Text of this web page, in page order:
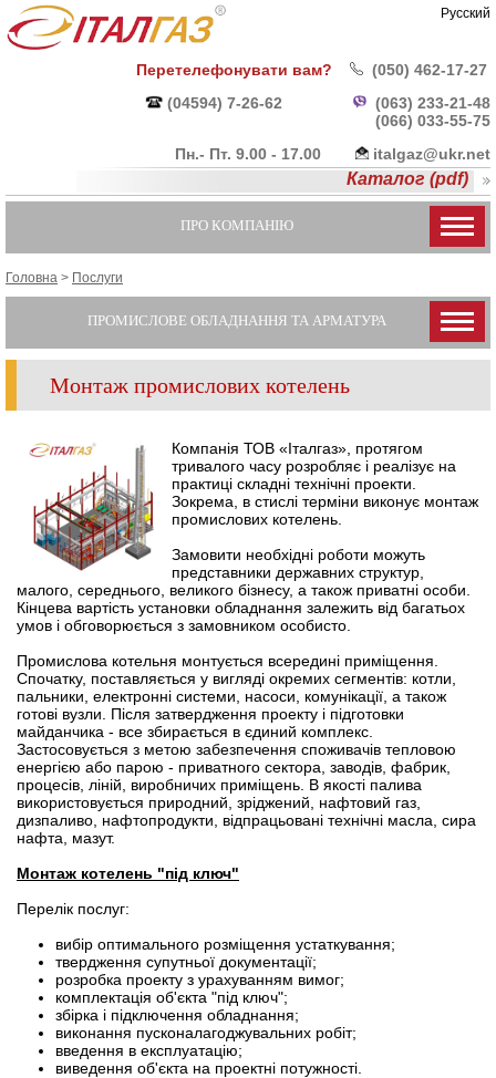
Русский
Перетелефонувати вам?
(050) 462-17-27
(04594) 7-26-62
(063) 233-21-48
(066) 033-55-75
Пн.- Пт. 9.00 - 17.00
italgaz@ukr.net
Каталог (pdf)
ПРО КОМПАНІЮ
Головна > Послуги
ПРОМИСЛОВЕ ОБЛАДНАННЯ ТА АРМАТУРА
Монтаж промислових котелень
Компанія ТОВ «Італгаз», протягом
тривалого часу розробляє і реалізує на
практиці складні технічні проекти.
Зокрема, в стислі терміни виконує монтаж
промислових котелень.
Замовити необхідні роботи можуть
представники державних структур,
малого, середнього, великого бізнесу, а також приватні особи.
Кінцева вартість установки обладнання залежить від багатьох
умов і обговорюється з замовником особисто.
Промислова котельня монтується всередині приміщення.
Спочатку, поставляється у вигляді окремих сегментів: котли,
пальники, електронні системи, насоси, комунікації, а також
готові вузли. Після затвердження проекту і підготовки
майданчика - все збирається в єдиний комплекс.
Застосовується з метою забезпечення споживачів тепловою
енергією або парою - приватного сектора, заводів, фабрик,
процесів, ліній, виробничих приміщень. В якості палива
використовується природний, зріджений, нафтовий газ,
дизпаливо, нафтопродукти, відпрацьовані технічні масла, сира
нафта, мазут.
Монтаж котелень "під ключ"
Перелік послуг:
вибір оптимального розміщення устаткування;
твердження супутньої документації;
розробка проекту з урахуванням вимог;
комплектація об'єкта "під ключ";
збірка і підключення обладнання;
виконання пусконалагоджувальних робіт;
введення в експлуатацію;
виведення об'єкта на проектні потужності.